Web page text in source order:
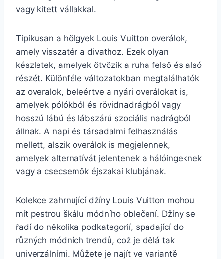
vagy kitett vállakkal.
Tipikusan a hölgyek Louis Vuitton overálok,
amely visszatér a divathoz. Ezek olyan
készletek, amelyek ötvözik a ruha felső és alsó
részét. Különféle változatokban megtalálhatók
az overalok, beleértve a nyári overálokat is,
amelyek pólókból és rövidnadrágból vagy
hosszú lábú és lábszárú szociális nadrágból
állnak. A napi és társadalmi felhasználás
mellett, alszik overálok is megjelennek,
amelyek alternatívát jelentenek a hálóingeknek
vagy a csecsemők éjszakai klubjának.
Kolekce zahrnující džíny Louis Vuitton mohou
mít pestrou škálu módního oblečení. Džíny se
řadí do několika podkategorií, spadající do
různých módních trendů, což je dělá tak
univerzálními. Můžete je najít ve variantě